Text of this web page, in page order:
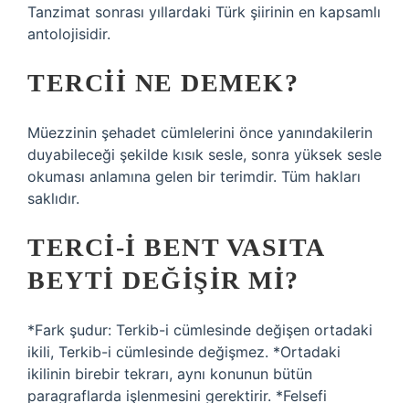
Tanzimat sonrası yıllardaki Türk şiirinin en kapsamlı
antolojisidir.
TERCII NE DEMEK?
Müezzinin şehadet cümlelerini önce yanındakilerin
duyabileceği şekilde kısık sesle, sonra yüksek sesle
okuması anlamına gelen bir terimdir. Tüm hakları
saklıdır.
TERCI-I BENT VASITA
BEYTI DEĞIŞIR MI?
*Fark şudur: Terkib-i cümlesinde değişen ortadaki
ikili, Terkib-i cümlesinde değişmez. *Ortadaki
ikilinin birebir tekrarı, aynı konunun bütün
paragraflarda işlenmesini gerektirir. *Felsefi